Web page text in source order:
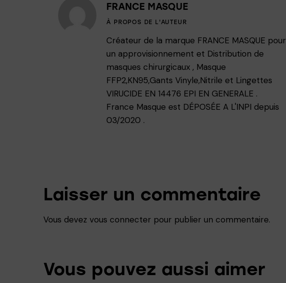
FRANCE MASQUE
À PROPOS DE L'AUTEUR
Créateur de la marque FRANCE MASQUE pour
un approvisionnement et Distribution de
masques chirurgicaux , Masque
FFP2,KN95,Gants Vinyle,Nitrile et Lingettes
VIRUCIDE EN 14476 EPI EN GENERALE .
France Masque est DÉPOSÉE A L'INPI depuis
03/2020 .
Laisser un commentaire
Vous devezvous connecter pour publier un commentaire.
Vous pouvez aussi aimer